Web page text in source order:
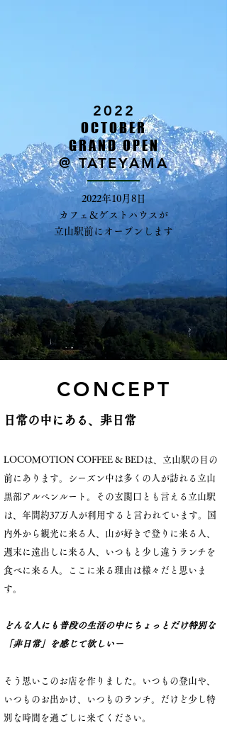
2022
OCTOBER
GRAND OPEN
@ TATEYAMA
2022年10月8日
カフェ＆ゲストハウスが
​立山駅前にオープンします
CONCEPT
日常の中にある、非日常
LOCOMOTION COFFEE & BEDは、立山駅の目の
前にあります。
シーズン中は多くの人が訪れる立山
黒部アルペンルート。
その玄関口とも言える立山駅
は、年間約37万人が利用すると言われています。 国
内外から観光に来る人、山が好きで登りに来る人、
週末に遠出しに来る人、いつもと少し違うランチを
食べに来る人。ここに来る理由は様々だと思いま
す。
どんな人にも普段の生活の中にちょっとだけ特別な
「非日常」を感じて欲しいー
そう思いこのお店を作りました。
​いつもの登山や、
いつものお出かけ、いつものランチ。だけど少し特
別な時間を過ごしに来てください。